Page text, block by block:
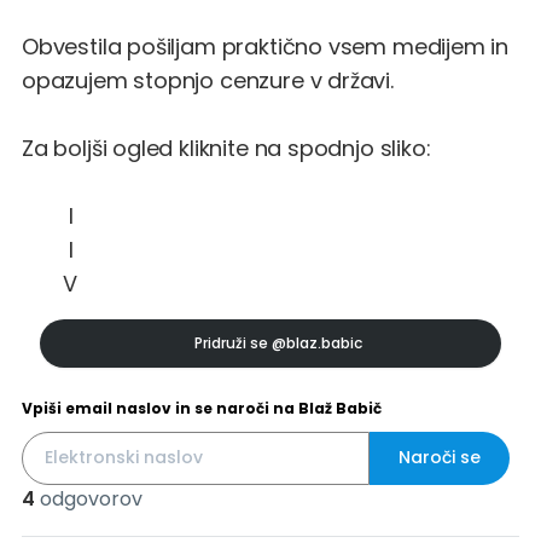
Obvestila pošiljam praktično vsem medijem in
opazujem stopnjo cenzure v državi.
Za boljši ogled kliknite na spodnjo sliko:
I
I
V
Pridruži se @blaz.babic
Vpiši email naslov in se naroči na Blaž Babič
Naroči se
4 odgovorov